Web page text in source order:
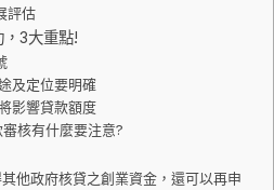
評估
3大重點!
及定位要明確
影響貸款額度
核有什麼要注意?
他政府核貸之創業資金，還可以再申